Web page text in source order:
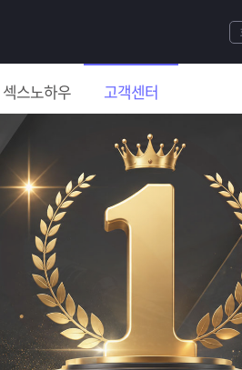
섹스노하우 고객센터
은